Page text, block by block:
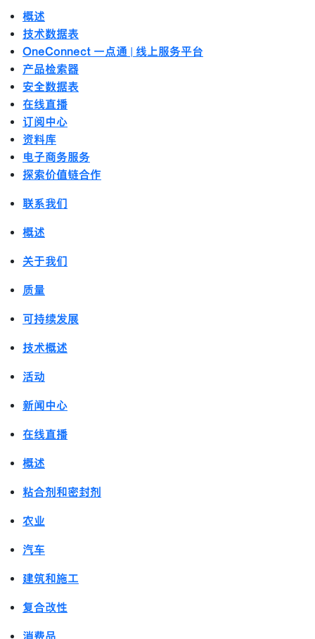
概述
技术数据表
OneConnect 一点通 | 线上服务平台
产品检索器
安全数据表
在线直播
订阅中心
资料库
电子商务服务
探索价值链合作
联系我们
概述
关于我们
质量
可持续发展
技术概述
活动
新闻中心
在线直播
概述
粘合剂和密封剂
农业
汽车
建筑和施工
复合改性
消费品